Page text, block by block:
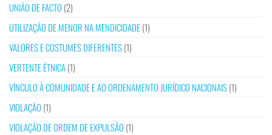
UNIÃO DE FACTO (2)
UTILIZAÇÃO DE MENOR NA MENDICIDADE(1)
VALORES E COSTUMES DIFERENTES(1)
VERTENTE ÉTNICA(1)
VÍNCULO À COMUNIDADE E AO ORDENAMENTO JURÍDICO NACIONAIS(1)
VIOLAÇÃO (1)
VIOLAÇÃO DE ORDEM DE EXPULSÃO (1)